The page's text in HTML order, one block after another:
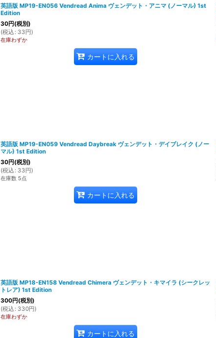
英語版 MP19-EN056 Vendread Anima ヴェンデット・アニマ (ノーマル) 1st
Edition
30円(税別)
(税込 : 33円)
在庫わずか
カートに入れる
英語版 MP19-EN059 Vendread Daybreak ヴェンデット・デイブレイク (ノー
マル) 1st Edition
30円(税別)
(税込 : 33円)
在庫数 5点
カートに入れる
英語版 MP18-EN158 Vendread Chimera ヴェンデット・キマイラ (シークレッ
トレア) 1st Edition
300円(税別)
(税込 : 330円)
在庫わずか
カートに入れる